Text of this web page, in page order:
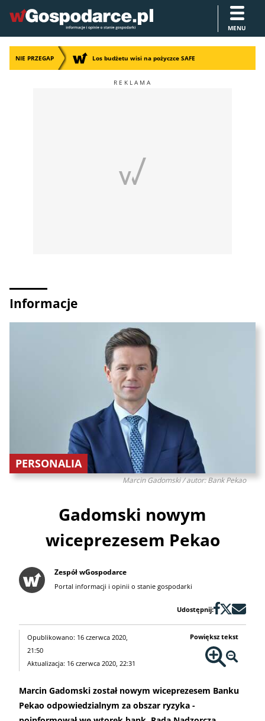
MENU
NIE PRZEGAP Los budżetu wisi na pożyczce SAFE
Informacje
Marcin Gadomski / autor: Bank Pekao
PERSONALIA
Gadomski nowym
wiceprezesem Pekao
Zespół wGospodarce
Portal informacji i opinii o stanie gospodarki
Udostępnij:
Opublikowano: 16 czerwca 2020,
21:50
Aktualizacja: 16 czerwca 2020, 22:31
Powiększ tekst
Marcin Gadomski został nowym wiceprezesem Banku
Pekao odpowiedzialnym za obszar ryzyka -